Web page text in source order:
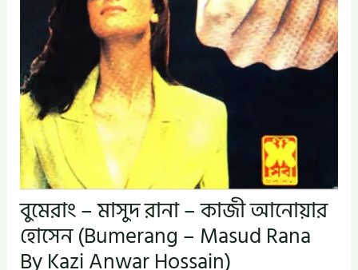
বুমেরাং – মাসুদ রানা – কাজী আনোয়ার
হোসেন (Bumerang – Masud Rana
By Kazi Anwar Hossain)